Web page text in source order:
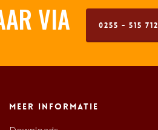
VIA 0255 - 515 712
Meer informatie